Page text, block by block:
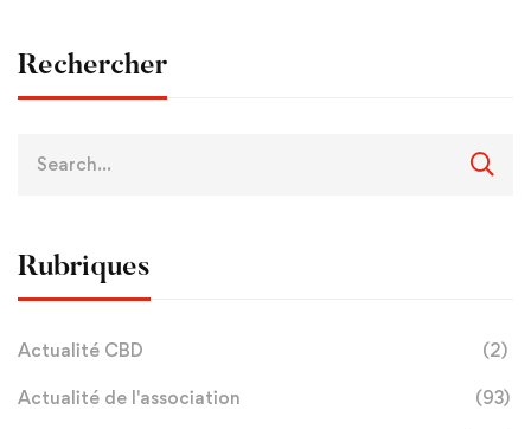
Rechercher
Rubriques
Actualité CBD (2)
Actualité de l'association (93)